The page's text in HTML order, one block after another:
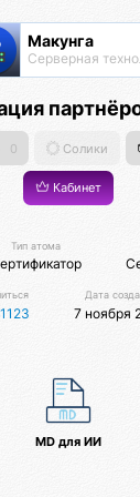
Макунга
0 Солики
Кабинет
Тип атома
Дата
7 ноября
MD для ИИ